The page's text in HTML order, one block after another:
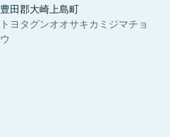
豊田郡大崎上島町
トヨタグンオオサキカミジマチョ
ウ